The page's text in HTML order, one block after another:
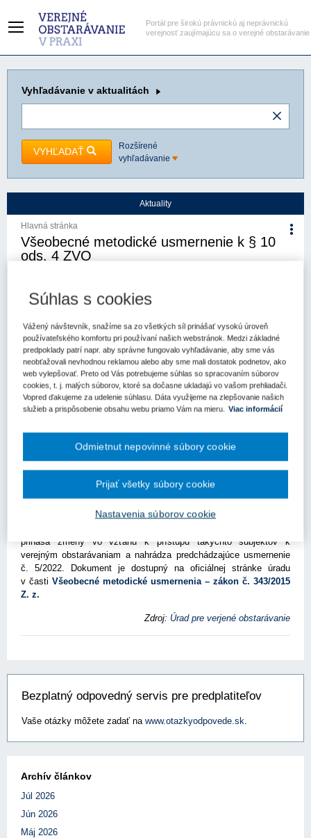
Portál pre širokú právnickú aj neprávnickú
verejnosť zaujímajúcu sa o verejné obstarávanie
Vyhľadávanie v aktualitách
VYHĽADAŤ
Rozšírené
vyhľadávanie
Aktuality
Hlavná stránka
Všeobecné metodické usmernenie k § 10
ods. 4 ZVO
obstarávanie
Kľúčové slová
Zákon o verejnom obstarávaní
Úrad pre verejné obstarávanie
Metodické usmernenie
Register kľúčových slov
ods. 4 zákona č. 343/2015 Z. z. o verejnom obstarávaní
účinnou od 15. januára 2025 a na základe rozsudku SD EÚ vo
veci C-652/22 Kolin Inşaat Turizm Sanayi ve Ticaret AȘ.
Usmernenie detailne objasňuje postupy verejných obstarávateľov
pri zohľadňovaní účasti hospodárskych subjektov z tretích krajín
prináša zmeny vo vzťahu k prístupu takýchto subjektov k
verejným obstarávaniam a nahrádza predchádzajúce usmernenie
č. 5/2022. Dokument je dostupný na oficiálnej stránke úradu
v časti Všeobecné metodické usmernenia – zákon č. 343/2015
Z. z.
Zdroj: Úrad pre verjené obstarávanie
Bezplatný odpovedný servis pre predplatiteľov
Vaše otázky môžete zadať na www.otazkyodpovede.sk
Archív článkov
Júl 2026
Jún 2026
Máj 2026
Súhlas s cookies
Vážený návštevník, snažíme sa zo všetkých síl prinášať vysokú úroveň
používateľského komfortu pri používaní našich webstránok. Medzi základné
predpoklady patrí napr. aby správne fungovalo vyhľadávanie, aby sme vás
neobťažovali nevhodnou reklamou alebo aby sme mali dostatok podnetov, ako
web vylepšovať. Preto od Vás potrebujeme súhlas so spracovaním súborov
cookies, t. j. malých súborov, ktoré sa dočasne ukladajú vo vašom prehliadači.
Vopred ďakujeme za udelenie súhlasu. Dáta využijeme na zlepšovanie našich
služieb a prispôsobenie obsahu webu priamo Vám na mieru. Viac informácií
Nastavenia súborov cookie
Odmietnut nepovinné súbory cookie
Prijať všetky súbory cookie